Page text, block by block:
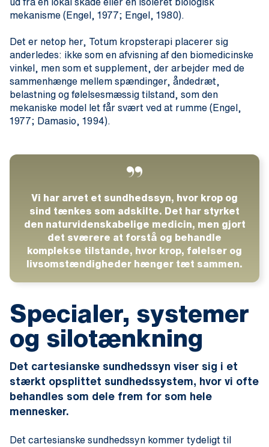
mekanisme (Engel, 1977; Engel, 1980).
Det er netop her, Totum kropsterapi placerer sig
anderledes: ikke som en afvisning af den biomedicinske
vinkel, men som et supplement, der arbejder med de
sammenhænge mellem spændinger, åndedræt,
belastning og følelsesmæssig tilstand, som den
mekaniske model let får svært ved at rumme (Engel,
1977; Damasio, 1994).
Vi har arvet et sundhedssyn, hvor krop og
sind tænkes som adskilte. Det har styrket
den naturvidenskabelige medicin, men gjort
det sværere at forstå og behandle
komplekse tilstande, hvor krop, følelser og
livsomstændigheder hænger tæt sammen.
Specialer, systemer
og silotænkning
Det cartesianske sundhedssyn viser sig i et
stærkt opsplittet sundhedssystem, hvor vi ofte
behandles som dele frem for som hele
mennesker.
Det cartesianske sundhedssyn kommer tydeligt til